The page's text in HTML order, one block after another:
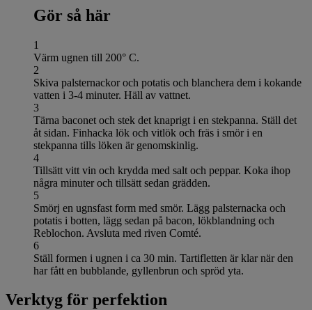
Gör så här
1
Värm ugnen till 200° C.
2
Skiva palsternackor och potatis och blanchera dem i kokande
vatten i 3-4 minuter. Häll av vattnet.
3
Tärna baconet och stek det knaprigt i en stekpanna. Ställ det
åt sidan. Finhacka lök och vitlök och fräs i smör i en
stekpanna tills löken är genomskinlig.
4
Tillsätt vitt vin och krydda med salt och peppar. Koka ihop
några minuter och tillsätt sedan grädden.
5
Smörj en ugnsfast form med smör. Lägg palsternacka och
potatis i botten, lägg sedan på bacon, lökblandning och
Reblochon. Avsluta med riven Comté.
6
Ställ formen i ugnen i ca 30 min. Tartifletten är klar när den
har fått en bubblande, gyllenbrun och spröd yta.
Verktyg för perfektion